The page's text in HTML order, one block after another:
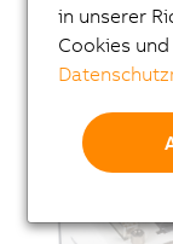
in unserer
Cookies